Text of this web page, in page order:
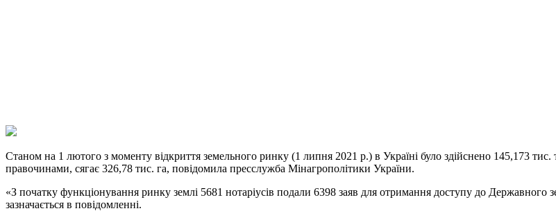
Link
Print
Станом на 1 лютого з моменту відкриття земельного ринку (1 липня 2021 р.) в Україні було здійснено 145,173 тис.
правочинами, сягає 326,78 тис. га, повідомила пресслужба Мінагрополітики України.
«З початку функціонування ринку землі 5681 нотаріусів подали 6398 заяв для отримання доступу до Державного
зазначається в повідомленні.